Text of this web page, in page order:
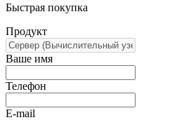
Быстрая покупка
Продукт
Ваше имя
Телефон
E-mail